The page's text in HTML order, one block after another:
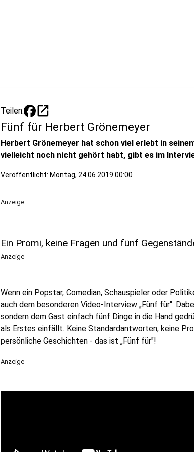
Teilen: open_in_new
Fünf für Herbert Grönemeyer
Herbert Grönemeyer hat schon viel erlebt in
vielleicht noch nicht gehört habt, gibt es im
Veröffentlicht: Montag, 24.06.2019 00:00
Anzeige
Ein Promi, keine Fragen und fünf
Anzeige
Wenn ein Popstar, Comedian, Schauspieler oder
auch dem besonderen Video-Interview „Fünf für".
sondern dem Gast einfach fünf Dinge in die Hand
als Erstes einfällt. Keine Standardantworten, keine
persönliche Geschichten - das ist „Fünf für"!
Anzeige